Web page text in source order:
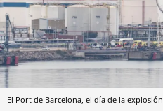
El Port de Barcelona, el día de la explosión